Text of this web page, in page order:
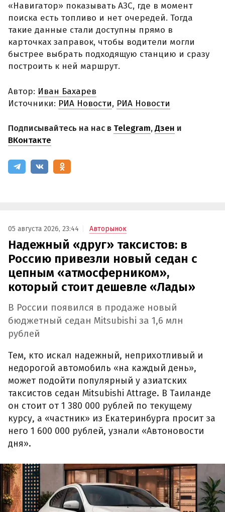
«Навигатор» показывать АЗС, где в момент
поиска есть топливо и нет очередей. Тогда
такие данные стали доступны прямо в
карточках заправок, чтобы водители могли
быстрее выбрать подходящую станцию и сразу
построить к ней маршрут.
Автор: Иван Бахарев
Источники: РИА Новости, РИА Новости
Подписывайтесь на нас в Telegram,Дзен и
ВКонтакте
05 августа 2026, 23:44 Авторынок
Надежный «друг» таксистов: в
Россию привезли новый седан с
цепным «атмосферником»,
который стоит дешевле «Лады»
В России появился в продаже новый
бюджетный седан Mitsubishi за 1,6 млн
рублей
Тем, кто искал надежный, неприхотливый и
недорогой автомобиль «на каждый день»,
может подойти популярный у азиатских
таксистов седан Mitsubishi Attrage. В Таиланде
он стоит от 1 380 000 рублей по текущему
курсу, а «частник» из Екатеринбурга просит за
него 1 600 000 рублей, узнали «Автоновости
дня».